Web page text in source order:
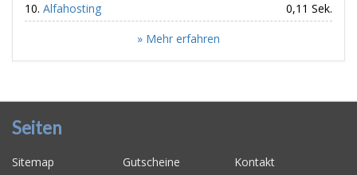
Alfahosting
0,11 Sek.
» Mehr erfahren
Seiten
Sitemap Gutscheine
Kontakt